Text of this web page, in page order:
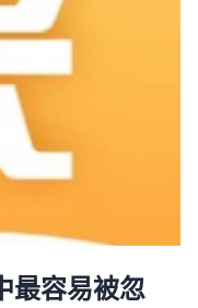
最容易被忽